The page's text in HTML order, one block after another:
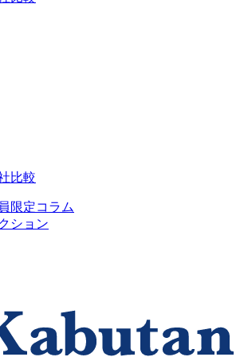
比較
限定コラム
ション